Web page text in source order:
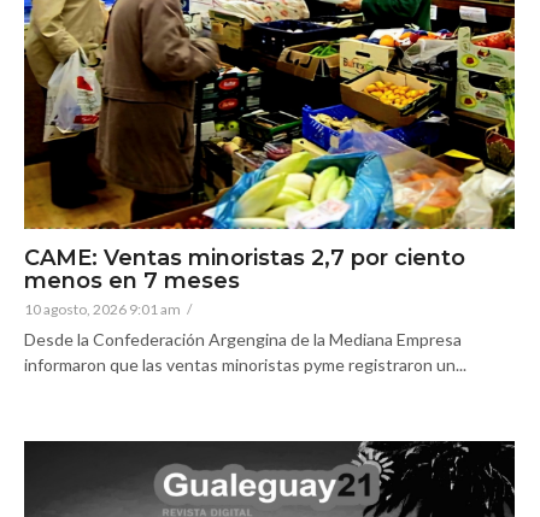
CAME: Ventas minoristas 2,7 por ciento
menos en 7 meses
10 agosto, 2026 9:01 am /
Desde la Confederación Argengina de la Mediana Empresa
informaron que las ventas minoristas pyme registraron un...